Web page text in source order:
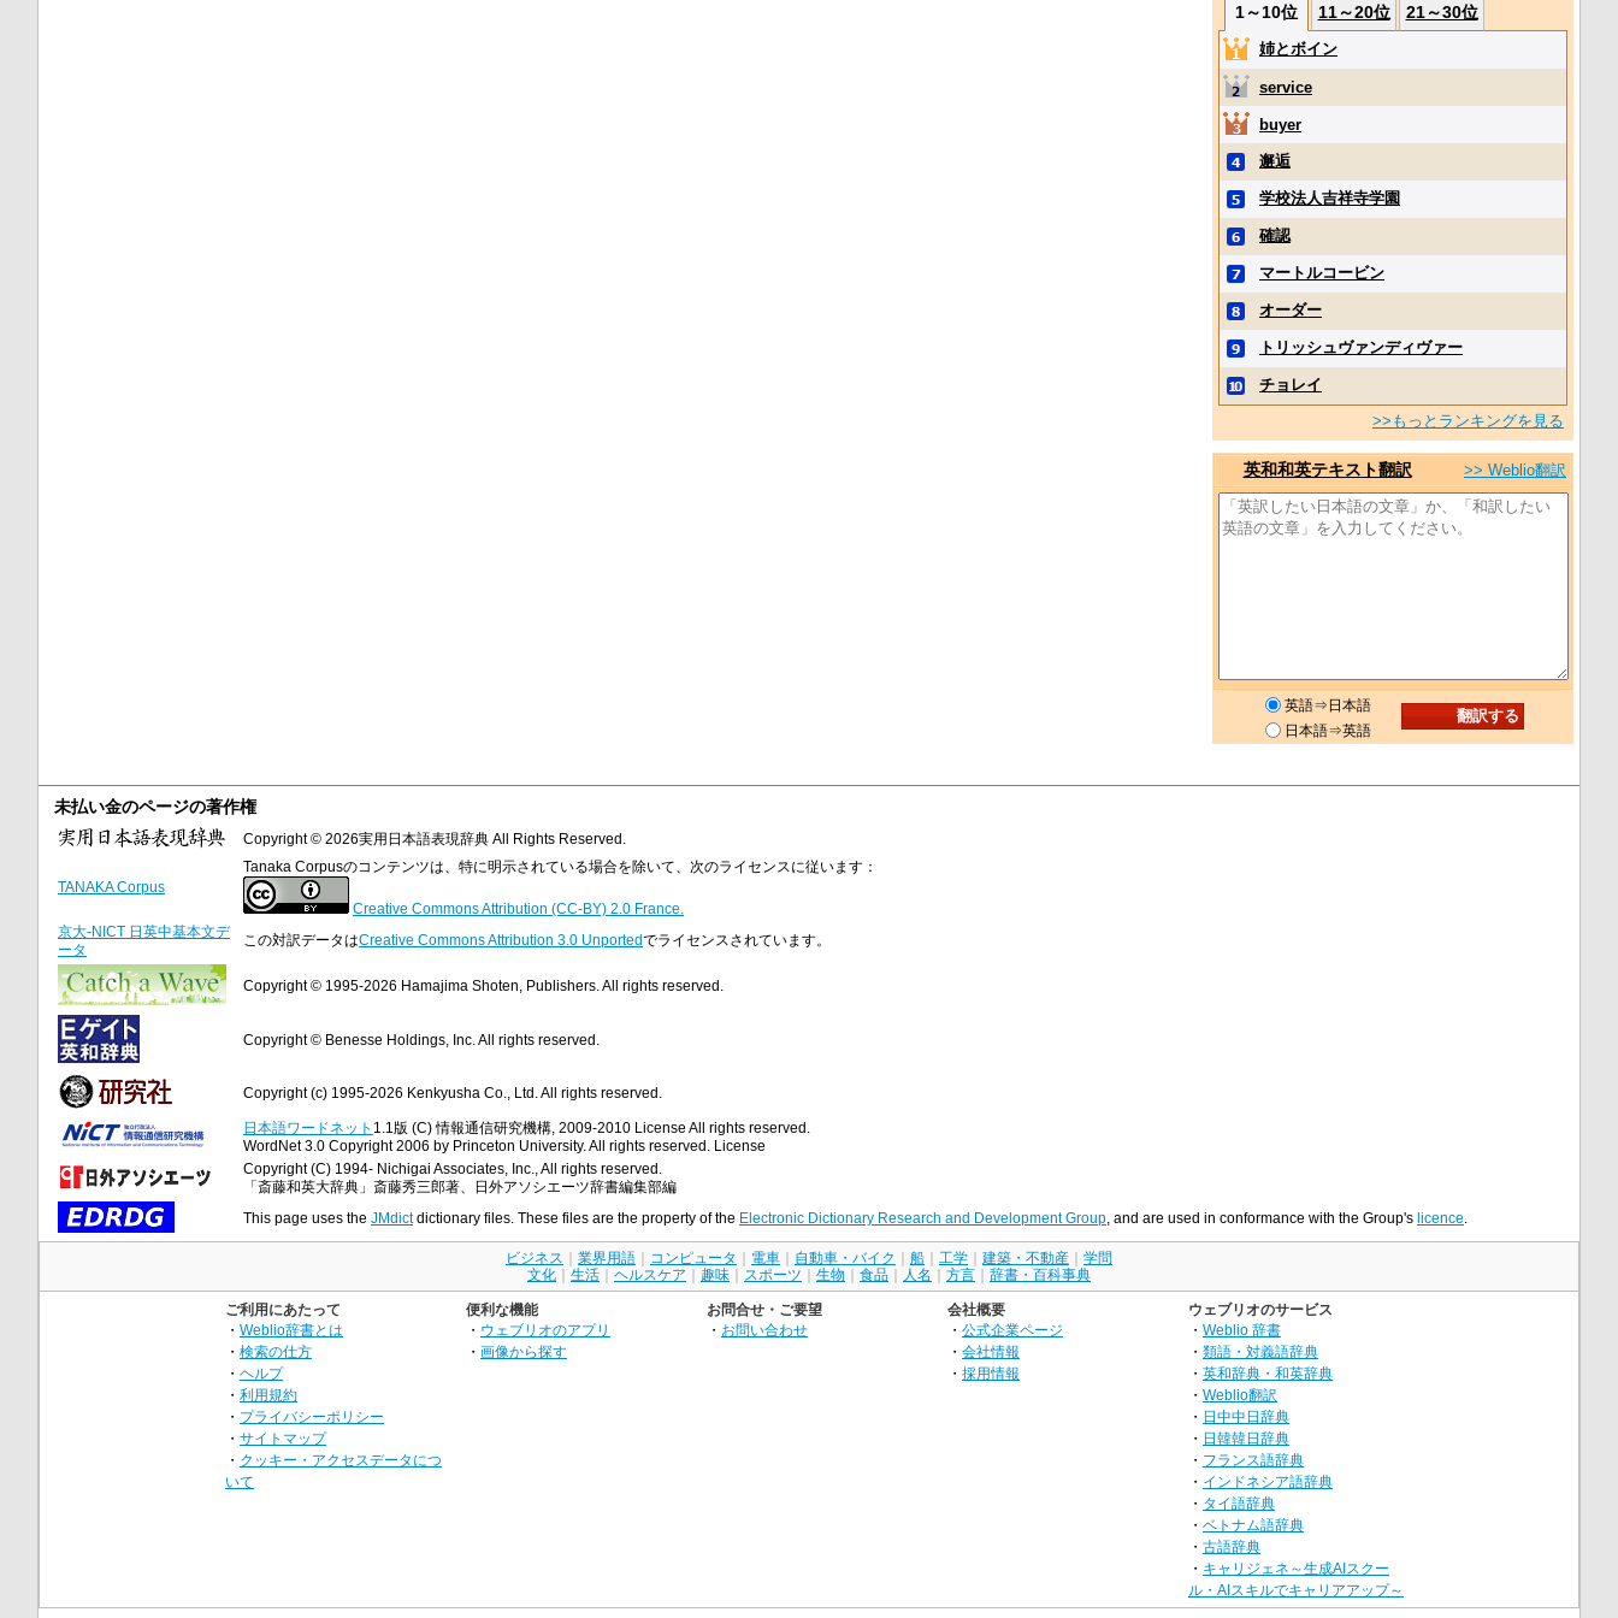
1～10位 11～20位 21～30位
姉とボイン
service
buyer
邂逅
学校法人吉祥寺学園
確認
マートルコービン
オーダー
トリッシュヴァンディヴァー
チョレイ
>>もっとランキングを見る
英和和英テキスト翻訳 >> Weblio翻訳
英語⇒日本語
日本語⇒英語
未払い金のページの著作権
Copyright © 2026実用日本語表現辞典 All Rights Reserved.
TANAKA Corpus
Tanaka Corpusのコンテンツは、特に明示されている場合を除いて、次のライセンスに従います：
Creative Commons Attribution (CC-BY) 2.0 France.
京大-NICT 日英中基本文デ
ータ
この対訳データはCreative Commons Attribution 3.0 Unportedでライセンスされています。
Copyright © 1995-2026 Hamajima Shoten, Publishers. All rights reserved.
Copyright © Benesse Holdings, Inc. All rights reserved.
Copyright (c) 1995-2026 Kenkyusha Co., Ltd. All rights reserved.
日本語ワードネット 1.1版 (C) 情報通信研究機構, 2009-2010 License All rights reserved.
WordNet 3.0 Copyright 2006 by Princeton University. All rights reserved. License
Copyright (C) 1994- Nichigai Associates, Inc., All rights reserved.
「斎藤和英大辞典」斎藤秀三郎著、日外アソシエーツ辞書編集部編
This page uses the JMdictdictionary files. These files are the property of the Electronic Dictionary Research and Development Group , and are used in conformance with the Group's licence
ビジネス 業界用語 コンピュータ 電車 自動車・バイク 船 工学 建築・不動産
学問
文化
生活 ヘルスケア 趣味 スポーツ 生物 食品 人名 方言 辞書・百科事典
ご利用にあたって
・ Weblio辞書とは
・ 検索の仕方
・ ヘルプ
・ 利用規約
・ プライバシーポリシー
・ サイトマップ
・ クッキー・アクセスデータにつ
いて
便利な機能
・ ウェブリオのアプリ
・ 画像から探す
お問合せ・ご要望
・ お問い合わせ
会社概要
・ 公式企業ページ
・ 会社情報
・ 採用情報
ウェブリオのサービス
・ Weblio 辞書
・ 類語・対義語辞典
・ 英和辞典・和英辞典
・ Weblio翻訳
・ 日中中日辞典
・ 日韓韓日辞典
・ フランス語辞典
・ インドネシア語辞典
・ タイ語辞典
・ ベトナム語辞典
・ 古語辞典
・ キャリジェネ～生成AIスクー
ル・AIスキルでキャリアアップ～